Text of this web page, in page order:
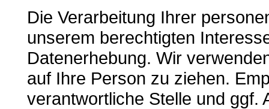
Die Verarbeitung Ihrer
unserem berechtigten
Datenerhebung. Wir
auf Ihre Person zu ziehen.
verantwortliche Stelle und ggf.